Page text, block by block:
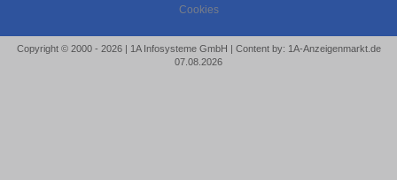
Cookies
Copyright © 2000 - 2026 | 1A Infosysteme GmbH | Content by: 1A-Anzeigenmarkt.de
07.08.2026